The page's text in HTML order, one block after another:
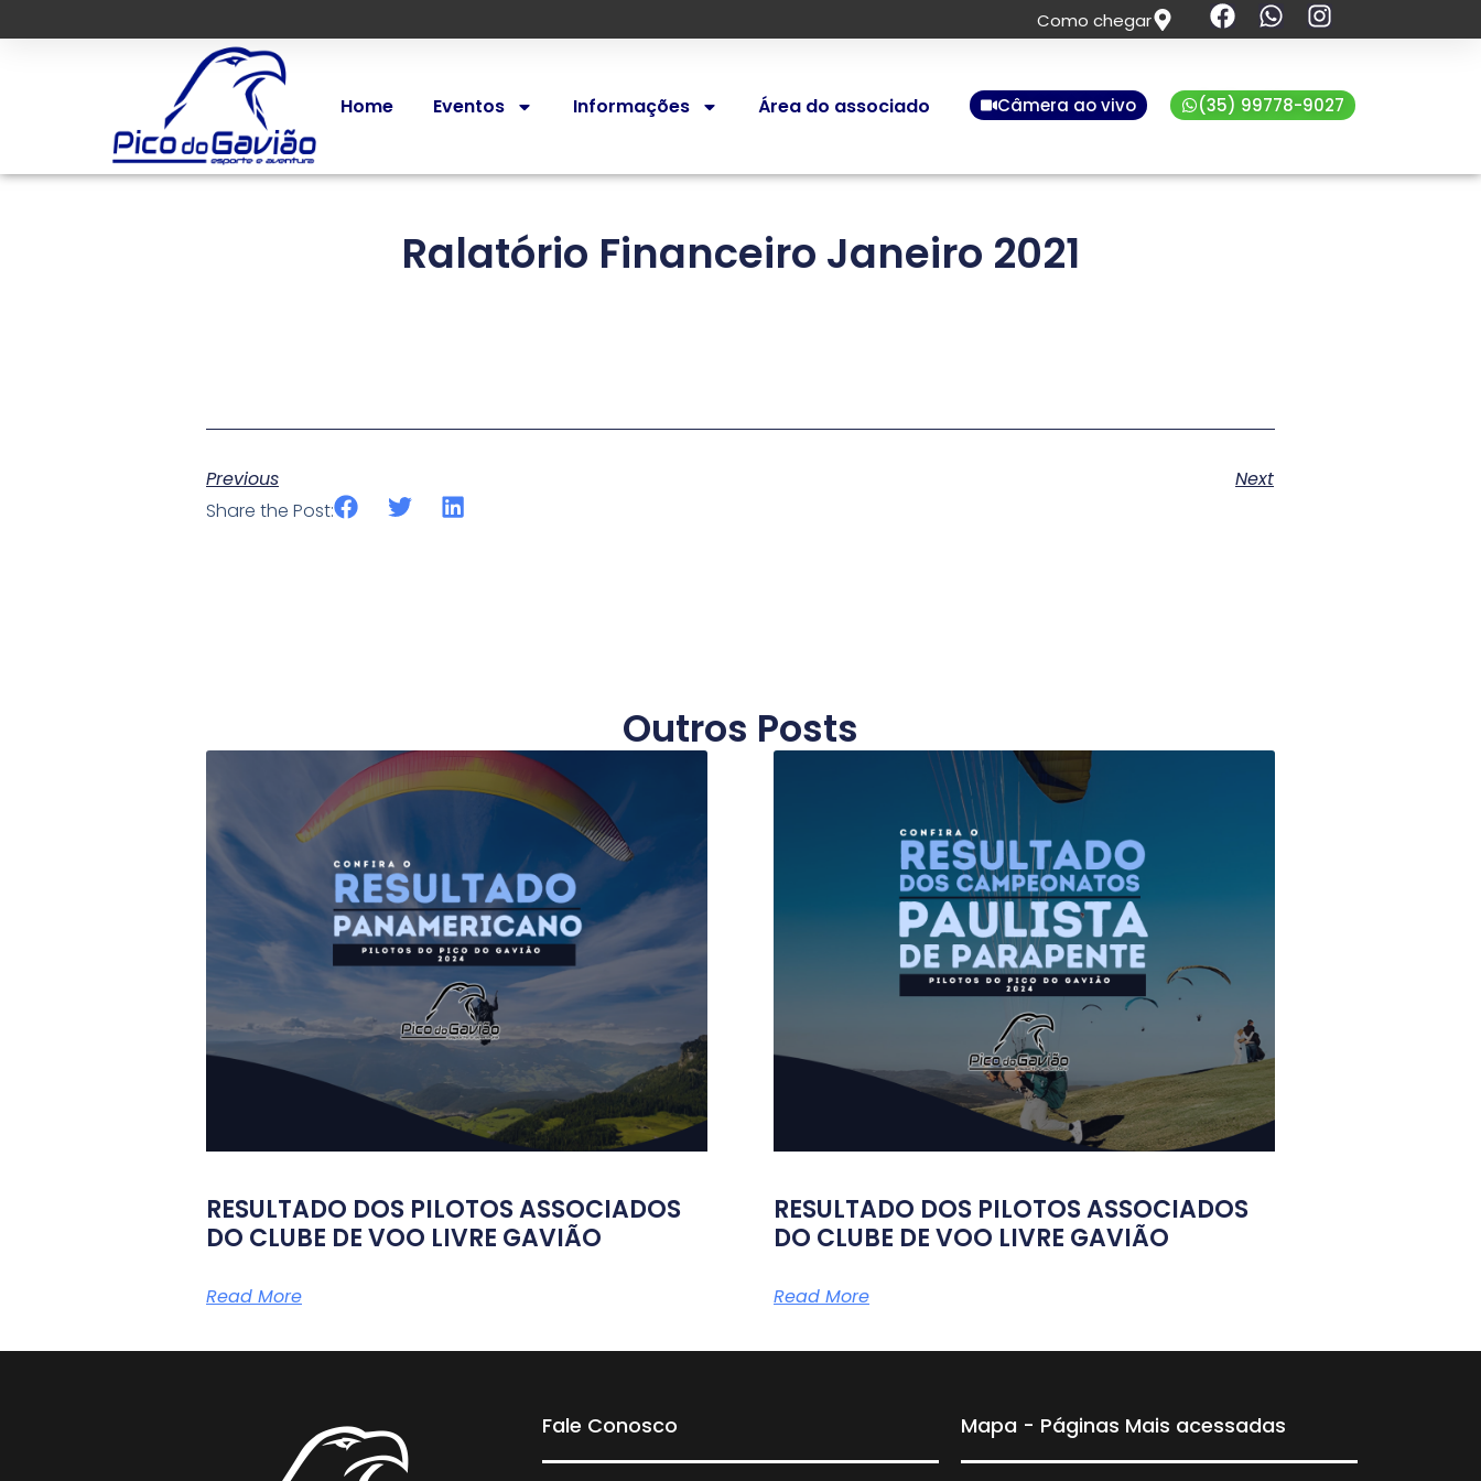
Como chegar
Home Eventos Informações Área do associado Câmera ao vivo (35) 99778-9027
Ralatório Financeiro Janeiro 2021
Previous
Next
Share the Post:
Outros Posts
RESULTADO DOS PILOTOS ASSOCIADOS
DO CLUBE DE VOO LIVRE GAVIÃO
Read More
RESULTADO DOS PILOTOS ASSOCIADOS
DO CLUBE DE VOO LIVRE GAVIÃO
Read More
Fale Conosco Mapa - Páginas Mais acessadas